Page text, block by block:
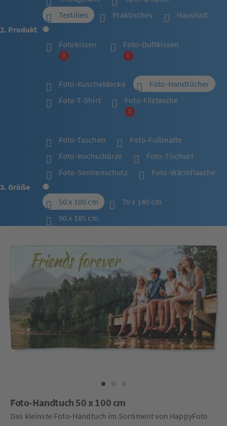
Textilien
Praktisches
Haushalt
2. Produkt
Fotokissen
Foto-Duftkissen
Foto-Kuscheldecke
Foto-Handtücher
Foto-T-Shirt
Foto-Filztasche
Foto-Taschen
Foto-Fußmatte
Foto-Kochschürze
Foto-Tischset
Foto-Sonnenschutz
Foto-Wärmflasche
3. Größe
50 x 100 cm
70 x 140 cm
90 x 185 cm
Foto-Handtuch 50 x 100 cm
Das kleinste Foto-Handtuch im Sortiment von HappyFoto